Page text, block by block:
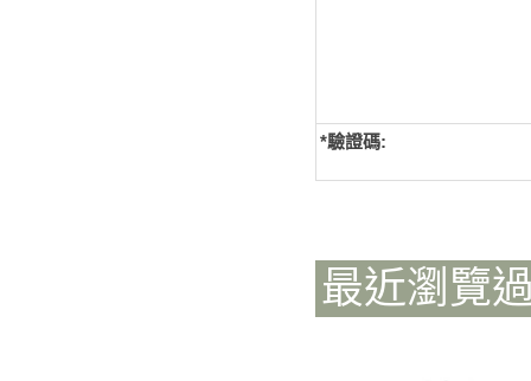
*驗證碼:
最近瀏覽